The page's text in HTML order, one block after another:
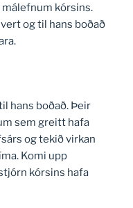
kórsins.
og til hans boðað
hans boðað. Þeir
sem greitt hafa
og tekið virkan
Komi upp
kórsins hafa